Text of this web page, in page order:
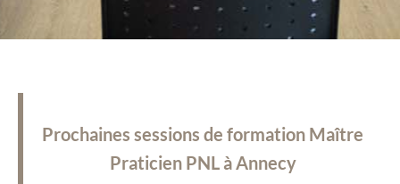
Prochaines sessions de formation Maître
Praticien PNL à Annecy